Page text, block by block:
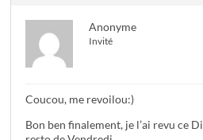
Anonyme
Invité
Coucou, me revoilou:)
Bon ben finalement, je l’ai revu ce